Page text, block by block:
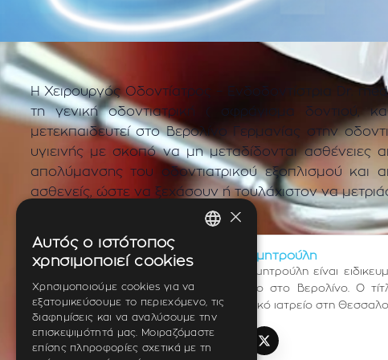
Η Χειρουργός Οδοντίατρος – Ενδοδοντίστρια Dr.
τη γενική οδοντιατρική ( σφράγισμα δοντιού,
μετεκπαιδευτεί στο Βερολίνο Γερμανίας στην
υγιεινής με σκοπό να μη μεταδίδονται
απολύμανσης του οδοντιατρικού εξοπλισμού και
ασθενείς, ώστε να ξεχάσουν ή τουλάχιστον να
Dr. Med. Dent. Μαρίζα Δημητρούλη
Η Dr. med. dent. Μαρίζα Δημητρούλη είναι
εργάστηκε σε οδοντιατρείο στο Βερολίνο. Ο
Ενδοδοντίας. Διατηρεί ιδιωτικό ιατρείο στη
TikTokInstagram
FacebookYouTubeLinkedInX (Twitter)
×
Αυτός ο ιστότοπος
χρησιμοποιεί cookies
Χρησιμοποιούμε cookies για να
εξατομικεύσουμε το περιεχόμενο, τις
διαφημίσεις και να αναλύσουμε την
επισκεψιμότητά μας. Μοιραζόμαστε
επίσης πληροφορίες σχετικά με τη